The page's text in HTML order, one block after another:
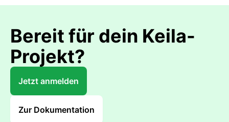
Bereit für dein Keila-
Projekt?
Jetzt anmelden
Zur Dokumentation